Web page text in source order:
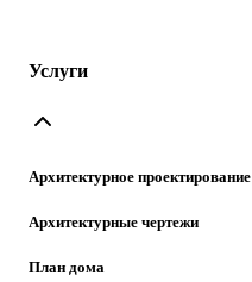
Услуги
Архитектурное проектирование
Архитектурные чертежи
План дома